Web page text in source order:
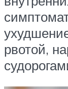
рвотой,